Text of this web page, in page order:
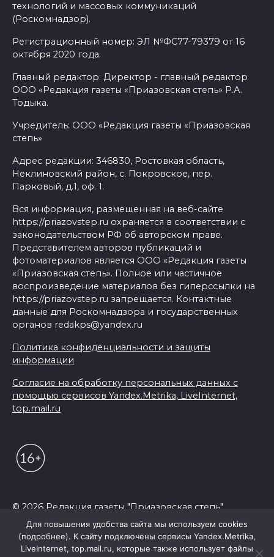
технологий и массовых коммуникаций
(Роскомнадзор).
Регистрационный номер: ЭЛ №ФС77-79379 от 16
октября 2020 года.
Главный редактор: Директор - главный редактор
ООО «Редакция газеты «Приазовская степь» Р.А.
Тодыка.
Учредитель: ООО «Редакция газеты «Приазовская
степь»
Адрес редакции: 346830, Ростовкая область,
Неклиновский район, с. Покровское, пер.
Парковый, д.1, оф. 1.
Вся информация, размещенная на веб-сайте
https://priazovstep.ru охраняется в соответствии с
законодательством РФ об авторском праве.
Представителем авторов публикаций и
фотоматериалов является ООО «Редакция газеты
«Приазовская степь». Полное или частичное
воспроизведение материалов без гиперссылки на
https://priazovstep.ru запрещается. Контактные
данные для Роскомнадзора и государственных
органов redakps@yandex.ru
Политика конфиденциальности и защиты
информации
Согласие на обработку персональных данных с
помощью сервисов Yandex.Metrika, LiveInternet,
top.mail.ru
© 2026 Редакция газеты "Приазовская степь"
Для повышения удобства сайта мы используем cookies
(подробнее). К сайту подключены сервисы Yandex.Metrika,
LiveInternet, top.mail.ru, которые также использует файлы